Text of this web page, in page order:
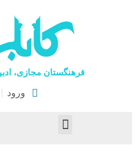
فرهنگستان مجازی،
ورود